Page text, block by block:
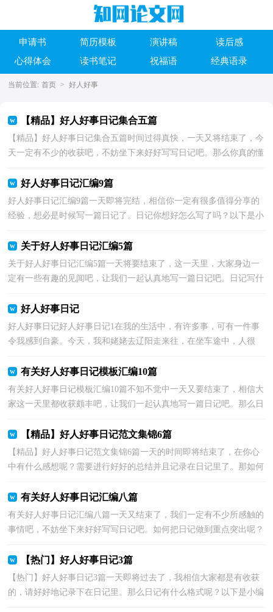
申请书 简历模板 演讲稿
读后感
心得体会
读书笔记 祝福语 经典语录
当前位置: 首页 > 好人好事
【精品】好人好事日记集合五篇
【精品】好人好事日记集合五篇时间过得真快，一天又将结束了，今
天一定有不少的收获吧，不妨坐下来好好写写日记吧。那么你真的懂
好人好事日记汇编9篇
好人好事日记汇编9篇一天即将完结，相信你一定有很多值得分享的
经验，想必是时候写一篇日记了。日记你想好怎么写了吗？以下是小
关于好人好事日记汇编5篇
关于好人好事日记汇编5篇一天将要结束了，这一天里，大家身边一
定有一些有趣的见闻吧，让我们一起认真地写一篇日记吧。日记写什
好人好事日记
好人好事日记好人好事日记1在我的生活中，有许多事，可有一件事
令我感到自豪。今天，我和姥姥去辽阳走来往，在坐车途中，人很
有关好人好事日记模板汇编10篇
有关好人好事日记模板汇编10篇不知不觉中一天又要结束了，相信大
家这一天里都收获颇丰吧，让我们一起认真地写一篇日记吧。那么日
【精品】好人好事日记范文集锦6篇
【精品】好人好事日记范文集锦6篇一天的时间即将结束了，在你心
中有什么感想呢？需要进行好好的总结并且记录在日记里了。那如何
有关好人好事日记汇编八篇
有关好人好事日记汇编八篇一天又结束了，我们一定有不少所感触的
事情吧，不妨坐下来好好写写日记吧。如何把日记做到重点突出呢？
【热门】好人好事日记3篇
【热门】好人好事日记3篇一天即将过去了，我相信大家都是有收获
的，请好好地记录下在日记里。那么日记有什么格式呢？以下是小编